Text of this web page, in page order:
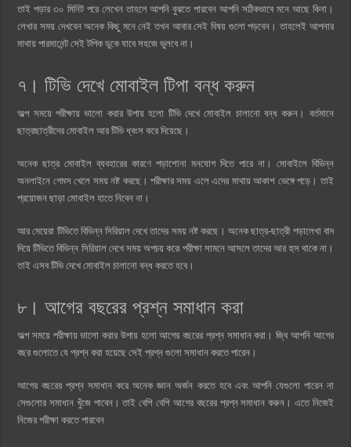
তাই পড়ার ৩০ মিনিট পরে লেখেন তাহলে আপনি বুঝতে পারবেন আপনি সঠিকভাবে মনে আছে কিনা।
লেখার সময় দেখবেন অনেক কিছু মনে নেই তখন আবার সেই বিষয় গুলো পড়বেন। তাহলেই আপনার
মাথায় পারমানেন্ট সেই টপিক ডুকে যাবে সহজে ভুলবে না।
৭। টিভি দেখে মোবাইল টিপা বন্ধ করুন
অল্প সময়ে পরীক্ষায় ভালো করার উপায় হলো টিভি দেখে মোবাইল চালানো বন্ধ করুন। বর্তমানে
ছাত্রছাত্রীদের মোবাইল আর টিভি ধ্বংস করে দিয়েছে।
অনেক ছাত্র মোবাইল ব্যবহারের কারণে পড়াশোনা মনযোগ দিতে পারে না। মোবাইলে বিভিন্ন
অনলাইনে গেমস খেলে সময় নষ্ট করছে। পরীক্ষার সময় এলে এদের মাথায় আকাশ ভেঙ্গে পড়ে। তাই
প্রয়োজন ছাড়া মোবাইল হাতে নিবেন না।
আর মেয়েরা টিভিতে বিভিন্ন সিরিয়াল দেখে তাদের সময় নষ্ট করছে। অনেক ছাত্র-ছাত্রী পড়ালেখা বাদ
দিয়ে টিভিতে বিভিন্ন সিরিয়াল দেখে সময় অপচয় করে৷ পরীক্ষা সামনে আসলে তাদের আর হুস থাকে না।
তাই এসব টিভি দেখে মোবাইল চালানো বন্ধ করতে হবে।
৮। আগের বছরের প্রশ্ন সমাধান করা
অল্প সময়ে পরীক্ষায় ভালো করার উপায় হলো আগের বছরের প্রশ্ন সমাধান করা। জ্বি আপনি আগের
বছর গুলোতে যে প্রশ্ন করা হয়েছে সেই প্রশ্ন গুলো সমাধান করতে পারেন।
আগের বছরের প্রশ্ন সমাধান করে অনেক জ্ঞান অর্জন করতে হবে এবং আপনি যেগুলো পারেন না
সেগুলোর সমাধান খুঁজে পাবেন। তাই বেশি বেশি আগের বছরের প্রশ্ন সমাধান করুন। এতে নিজেই
নিজের পরীক্ষা করতে পারবেন